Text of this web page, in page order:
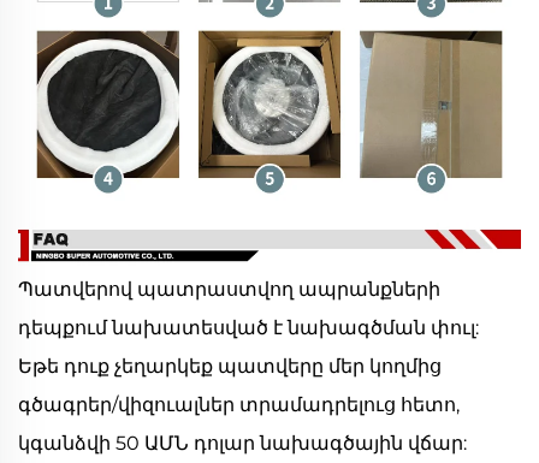
Պատվերով պատրաստվող ապրանքների
դեպքում նախատեսված է նախագծման փուլ:
Եթե դուք չեղարկեք պատվերը մեր կողմից
գծագրեր/վիզուալներ տրամադրելուց հետո,
կգանձվի 50 ԱՄՆ դոլար նախագծային վճար: